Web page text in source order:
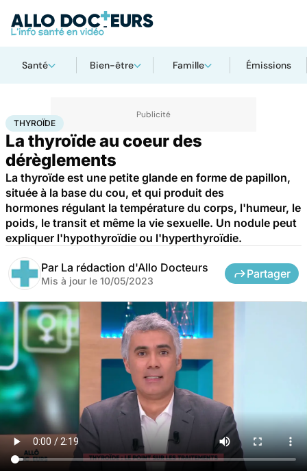
Santé Bien-être Famille Émissions
AccueilSantéMaladies
THYROÏDE
La thyroïde au coeur des
dérèglements
La thyroïde est une petite glande en forme de papillon,
située à la base du cou, et qui produit des
hormones régulant la température du corps, l'humeur, le
poids, le transit et même la vie sexuelle. Un nodule peut
expliquer l'hypothyroïdie ou l'hyperthyroïdie.
Par La rédaction d'Allo Docteurs
Mis à jour le 10/05/2023
Partager